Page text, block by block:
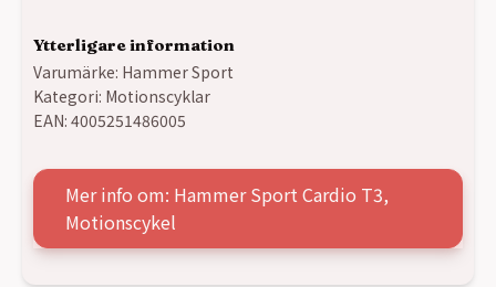
Ytterligare information
Varumärke: Hammer Sport
Kategori: Motionscyklar
EAN: 4005251486005
Mer info om: Hammer Sport Cardio T3,
Motionscykel